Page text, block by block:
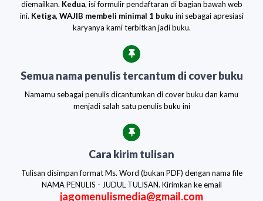
diemailkan. Kedua, isi formulir pendaftaran di bagian bawah web
ini. Ketiga, WAJIB membeli minimal 1 buku ini sebagai apresiasi
karyanya kami terbitkan jadi buku.
Semua nama penulis tercantum di cover buku
Namamu sebagai penulis dicantumkan di cover buku dan kamu
menjadi salah satu penulis buku ini
Cara kirim tulisan
Tulisan disimpan format Ms. Word (bukan PDF) dengan nama file
NAMA PENULIS - JUDUL TULISAN. Kirimkan ke email
jagomenulismedia@gmail.com